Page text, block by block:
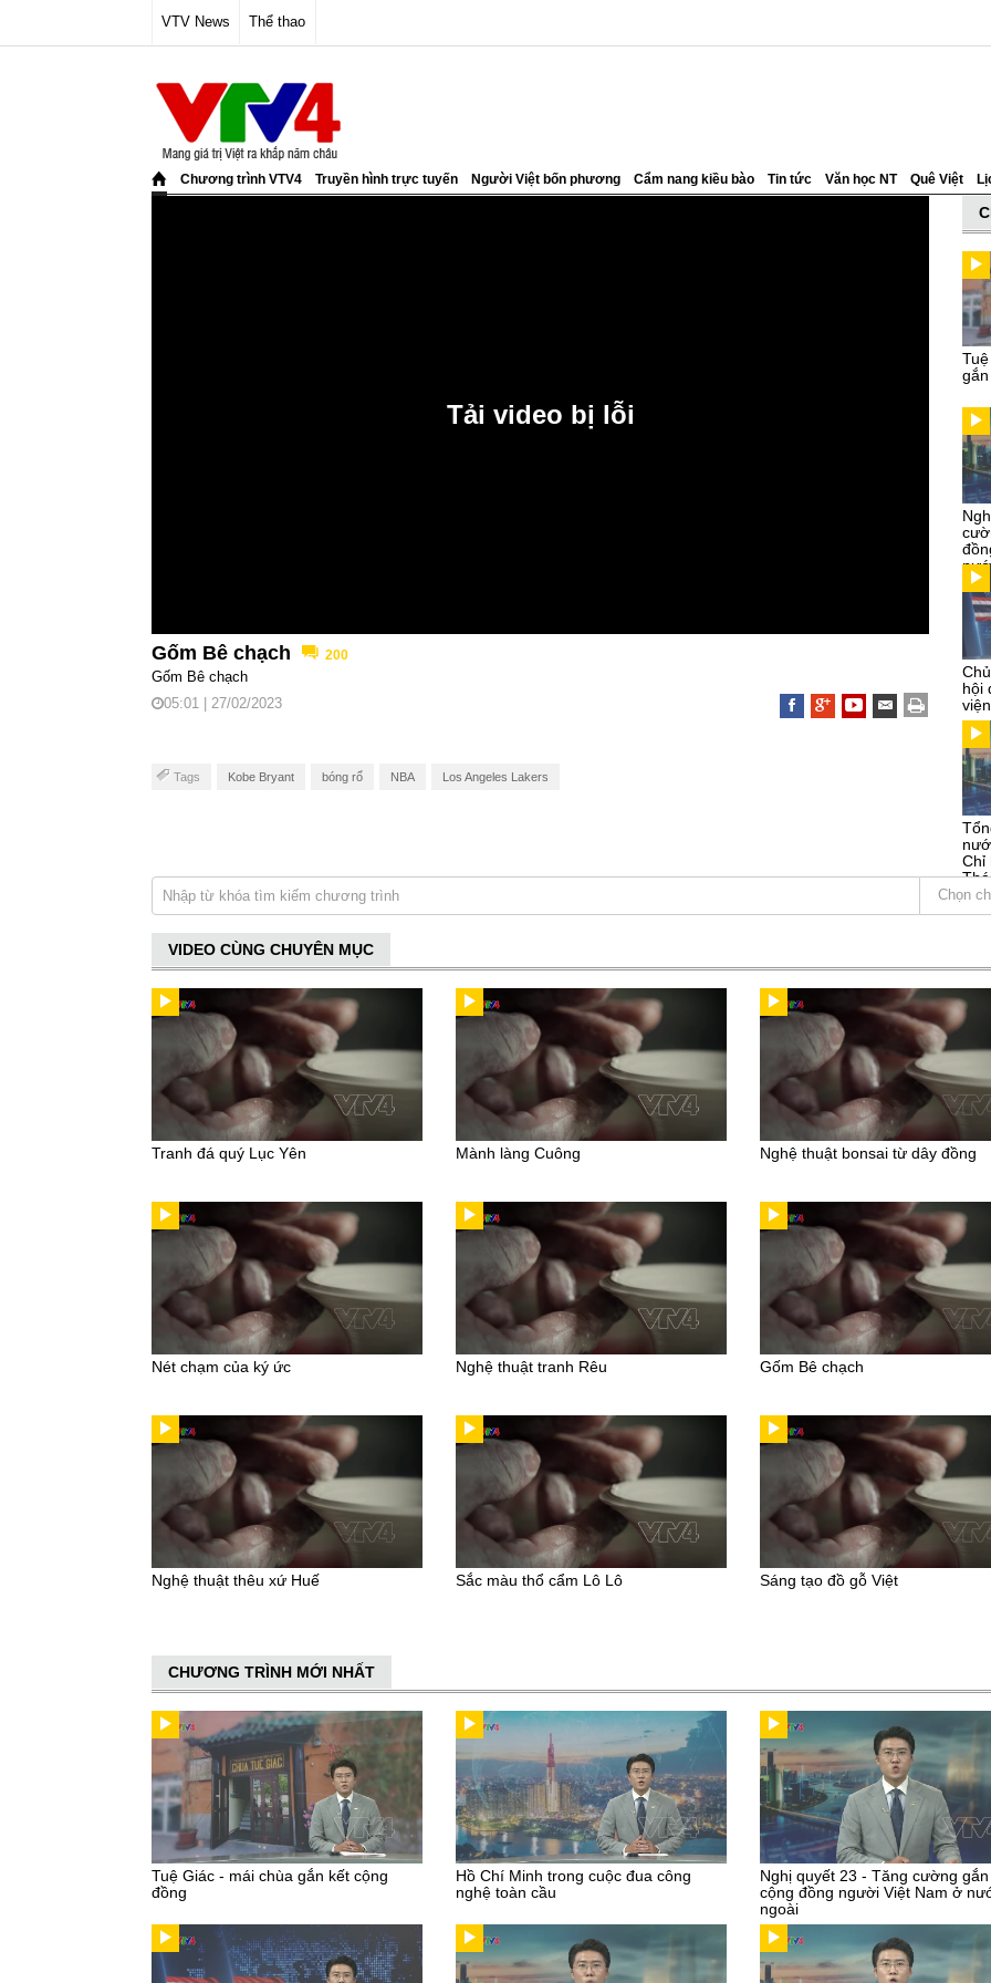
VTV News Thể thao
Chương trình VTV4 Truyền hình trực tuyến Người Việt bốn phương Cẩm nang kiều bào Tin tức Văn học NT Quê Việt
Gốm Bê chạch 200
Gốm Bê chạch
05:01 | 27/02/2023
Tags Kobe Bryant bóng rổ NBA Los Angeles Lakers
hội
Chỉ
Kỳ
Chọn
VIDEO CÙNG CHUYÊN MỤC
Tranh đá quý Lục Yên Mành làng Cuông Nghệ thuật bonsai từ dây đồng
Nét chạm của ký ức Nghệ thuật tranh Rêu Gốm Bê chạch
Nghệ thuật thêu xứ Huế Sắc màu thổ cẩm Lô Lô Sáng tạo đồ gỗ Việt
CHƯƠNG TRÌNH MỚI NHẤT
Tuệ Giác - mái chùa gắn kết cộng
đồng
Hồ Chí Minh trong cuộc đua công
nghệ toàn cầu
Nghị quyết 23 - Tăng cường
cộng đồng người Việt Nam ở
ngoài